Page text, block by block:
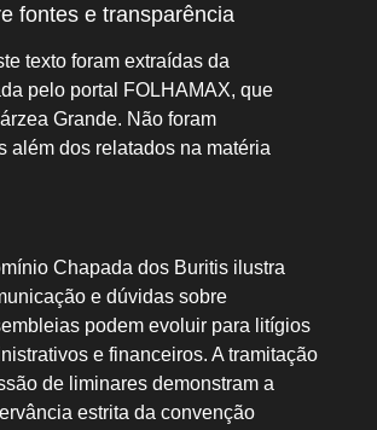
fontes e transparência
texto foram extraídas da
pelo portal FOLHAMAX, que
Grande. Não foram
além dos relatados na matéria
Chapada dos Buritis ilustra
e dúvidas sobre
podem evoluir para litígios
e financeiros. A tramitação
de liminares demonstram a
estrita da convenção